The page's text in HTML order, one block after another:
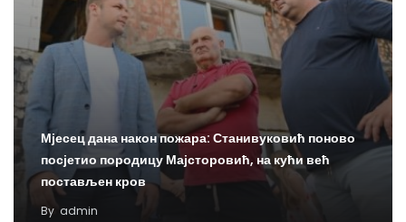
Мјесец дана након пожара: Станивуковић поново
посјетио породицу Мајсторовић, на кући већ
постављен кров
By admin